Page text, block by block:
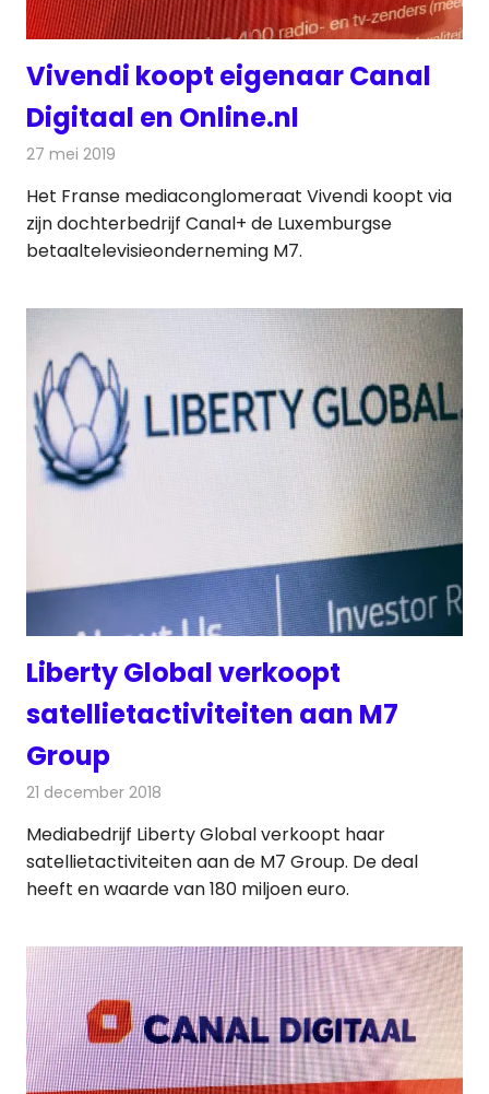
Vivendi koopt eigenaar Canal
Digitaal en Online.nl
27 mei 2019
Het Franse mediaconglomeraat Vivendi koopt via
zijn dochterbedrijf Canal+ de Luxemburgse
betaaltelevisieonderneming M7.
Liberty Global verkoopt
satellietactiviteiten aan M7
Group
21 december 2018
Mediabedrijf Liberty Global verkoopt haar
satellietactiviteiten aan de M7 Group. De deal
heeft en waarde van 180 miljoen euro.